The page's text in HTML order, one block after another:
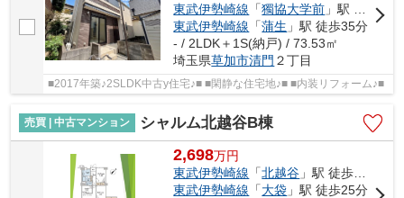
東武伊勢崎線 「獨協大学前 」駅 徒歩31分
東武伊勢崎線 「蒲生 」駅 徒歩35分
- / 2LDK＋1S(納戸) / 73.53㎡
埼玉県草加市清門 ２丁目
■2017年築♪2SLDK中古y住宅♪■ ■閑静な住宅地♪■ ■内装リフォーム♪■
売買 | 中古マンション シャルム北越谷B棟
2,698万円
東武伊勢崎線 「北越谷 」駅 徒歩10分
東武伊勢崎線 「大袋 」駅 徒歩25分